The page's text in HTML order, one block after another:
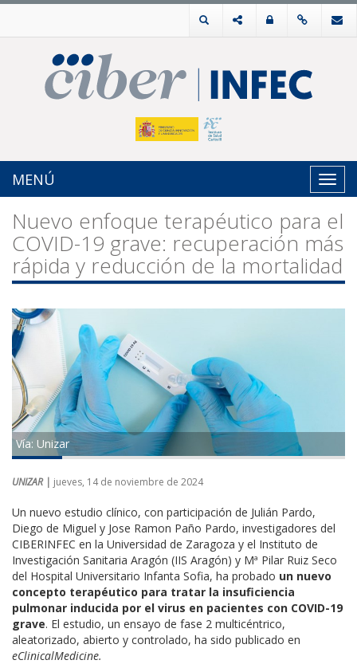
MENÚ
Nuevo enfoque terapéutico para el
COVID-19 grave: recuperación más
rápida y reducción de la mortalidad
Vía: Unizar
UNIZAR | jueves, 14 de noviembre de 2024
Un nuevo estudio clínico, con participación de Julián Pardo,
Diego de Miguel y Jose Ramon Paño Pardo, investigadores del
CIBERINFEC en la Universidad de Zaragoza y el Instituto de
Investigación Sanitaria Aragón (IIS Aragón) y Mª Pilar Ruiz Seco
del Hospital Universitario Infanta Sofia, ha probado un nuevo
concepto terapéutico para tratar la insuficiencia
pulmonar inducida por el virus en pacientes con COVID-19
grave. El estudio, un ensayo de fase 2 multicéntrico,
aleatorizado, abierto y controlado, ha sido publicado en
eClinicalMedicine.